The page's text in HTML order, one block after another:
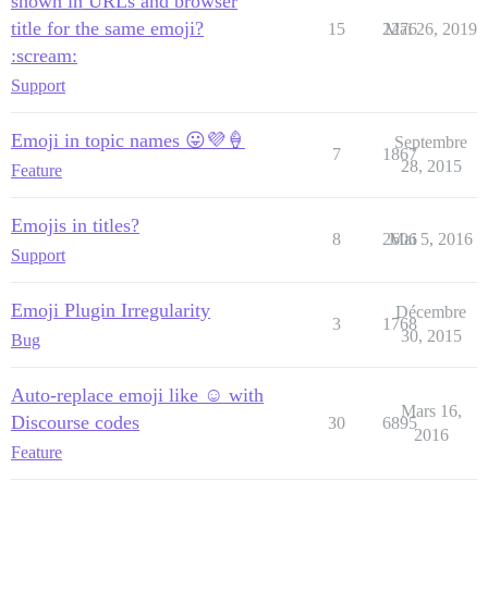
title for the same emoji?
:scream:
Support
15 2276
Mai 26, 2019
Emoji in topic names 😛💜🍦
Feature
7 1867
Septembre
28, 2015
Emojis in titles?
Support
8 2606
Mai 5, 2016
Emoji Plugin Irregularity
Bug
3 1768
Décembre
30, 2015
Auto-replace emoji like ☺ with
Discourse codes
Feature
30 6895
Mars 16,
2016